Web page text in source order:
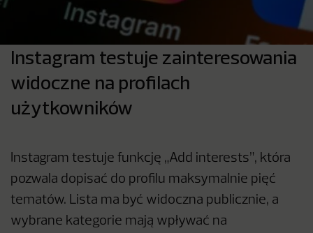
Instagram testuje zainteresowania
widoczne na profilach
użytkowników
Instagram testuje funkcję „Add interests”, która
pozwala dopisać do profilu maksymalnie pięć
tematów. Lista ma być widoczna publicznie, a
wybrane kategorie mają wpływać na